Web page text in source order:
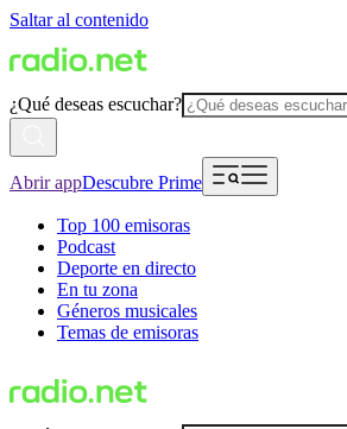
Saltar al contenido
¿Qué deseas escuchar?
Abrir appDescubre Prime
Top 100 emisoras
Podcast
Deporte en directo
En tu zona
Géneros musicales
Temas de emisoras